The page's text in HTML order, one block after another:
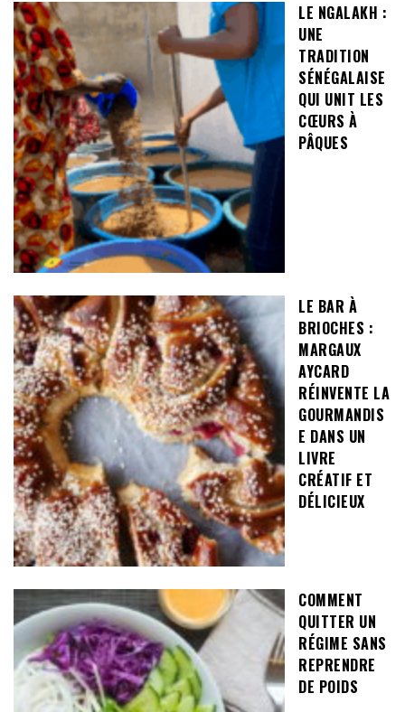
LE NGALAKH :
UNE
TRADITION
SÉNÉGALAISE
QUI UNIT LES
CŒURS À
PÂQUES
LE BAR À
BRIOCHES :
MARGAUX
AYCARD
RÉINVENTE LA
GOURMANDIS
E DANS UN
LIVRE
CRÉATIF ET
DÉLICIEUX
COMMENT
QUITTER UN
RÉGIME SANS
REPRENDRE
DE POIDS